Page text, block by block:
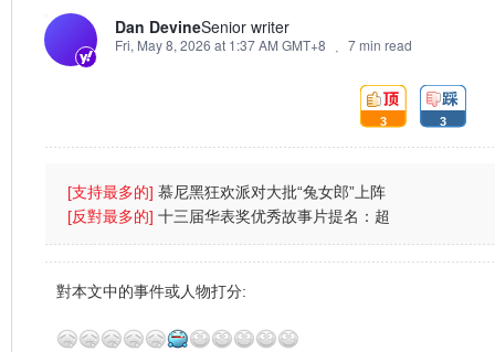
Dan DevineSenior writer
Fri, May 8, 2026 at 1:37 AM GMT+8 · 7 min read
頂:
3
踩:
3
[支持最多的] 慕尼黑狂欢派对大批“兔女郎”上阵
(图)
[反對最多的] 十三届华表奖优秀故事片提名：超
强台风
對本文中的事件或人物打分: